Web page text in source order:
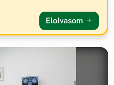
Elolvasom